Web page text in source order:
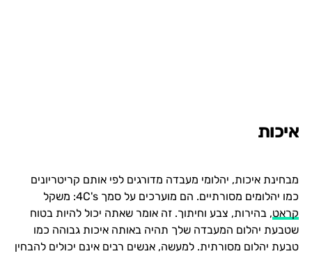
איכות
מבחינת איכות, יהלומי מעבדה מדורגים לפי אותם קריטריונים
כמו יהלומים מסורתיים. הם מוערכים על סמך 4C's: משקל
קראט, בהירות, צבע וחיתוך. זה אומר שאתה יכול להיות בטוח
שטבעת יהלום המעבדה שלך תהיה באותה איכות גבוהה כמו
טבעת יהלום מסורתית. למעשה, אנשים רבים אינם יכולים להבחין